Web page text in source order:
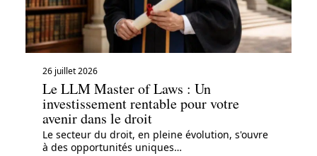
26 juillet 2026
Le LLM Master of Laws : Un
investissement rentable pour votre
avenir dans le droit
Le secteur du droit, en pleine évolution, s'ouvre
à des opportunités uniques…